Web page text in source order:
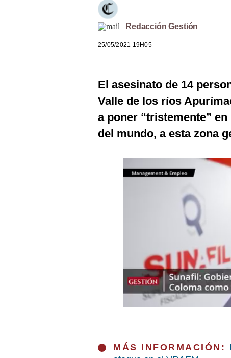
Redacción Gestión
25/05/2021 19H05
El asesinato de 14
Valle de los ríos
a poner “tristemente”
del mundo, a esta zona
MÁS INFORMACIÓN: